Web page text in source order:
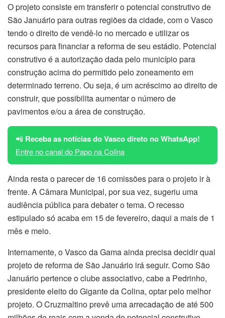
O projeto consiste em transferir o potencial construtivo de
São Januário para outras regiões da cidade, com o Vasco
tendo o direito de vendê-lo no mercado e utilizar os
recursos para financiar a reforma de seu estádio. Potencial
construtivo é a autorização dada pelo município para
construção acima do permitido pelo zoneamento em
determinado terreno. Ou seja, é um acréscimo ao direito de
construir, que possibilita aumentar o número de
pavimentos e/ou a área de construção.
📲 Receba as notícias do Vasco direto no WhatsApp!
Entre no canal do Papo na Colina
Ainda resta o parecer de 16 comissões para o projeto ir à
frente. A Câmara Municipal, por sua vez, sugeriu uma
audiência pública para debater o tema. O recesso
estipulado só acaba em 15 de fevereiro, daqui a mais de 1
mês e meio.
Internamente, o Vasco da Gama ainda precisa decidir qual
projeto de reforma de São Januário irá seguir. Como São
Januário pertence o clube associativo, cabe a Pedrinho,
presidente eleito do Gigante da Colina, optar pelo melhor
projeto. O Cruzmaltino prevê uma arrecadação de até 500